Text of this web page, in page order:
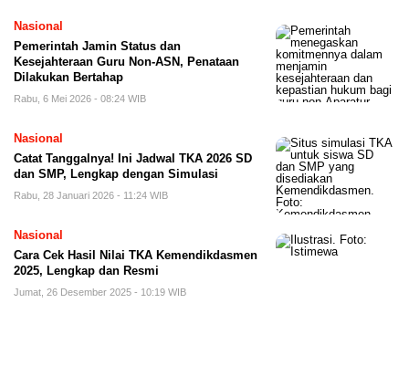
Nasional
Pemerintah Jamin Status dan
Kesejahteraan Guru Non-ASN, Penataan
Dilakukan Bertahap
Rabu, 6 Mei 2026 - 08:24 WIB
Nasional
Catat Tanggalnya! Ini Jadwal TKA 2026 SD
dan SMP, Lengkap dengan Simulasi
Rabu, 28 Januari 2026 - 11:24 WIB
Nasional
Cara Cek Hasil Nilai TKA Kemendikdasmen
2025, Lengkap dan Resmi
Jumat, 26 Desember 2025 - 10:19 WIB